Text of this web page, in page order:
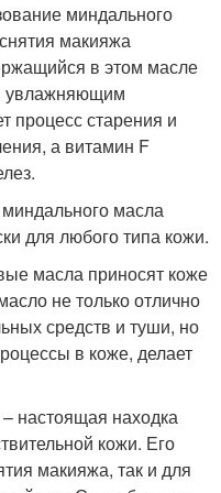
миндального
макияжа
в этом масле
увлажняющим
процесс старения и
а витамин F
масла
для любого типа кожи.
масла приносят коже
не только отлично
средств и туши, но
в коже, делает
настоящая находка
кожи. Его
макияжа, так и для